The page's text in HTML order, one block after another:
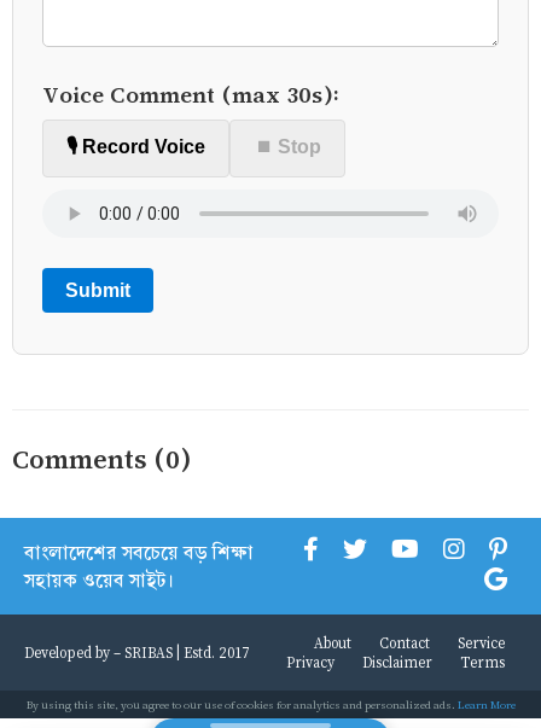
Voice Comment (max 30s):
🎙️ Record Voice ⏹ Stop
Submit
Comments (0)
বাংলাদেশের সবচেয়ে বড় শিক্ষা
সহায়ক ওয়েব সাইট।
Developed by - SRIBAS | Estd. 2017 About Contact
Service
Privacy
Disclaimer Terms
By using this site, you agree to our use of cookies for analytics and personalized ads. Learn More